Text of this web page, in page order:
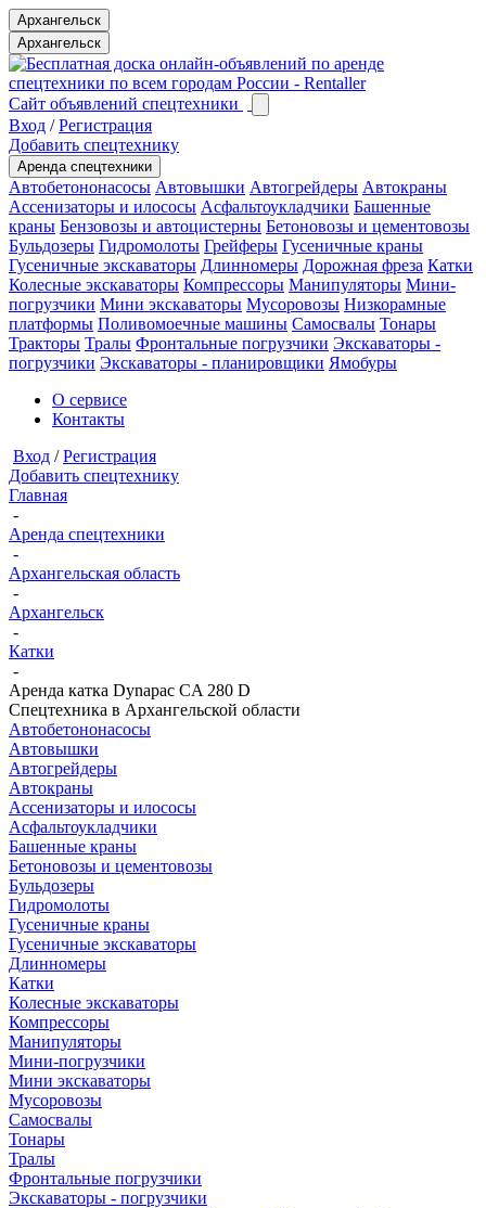
Архангельск
Архангельск
Сайт объявлений спецтехники
Вход /Регистрация
Добавить спецтехнику
Аренда спецтехники
Автобетононасосы Автовышки Автогрейдеры Автокраны
Ассенизаторы и илососы Асфальтоукладчики Башенные
краны Бензовозы и автоцистерны Бетоновозы и цементовозы
Бульдозеры Гидромолоты Грейферы Гусеничные краны
Гусеничные экскаваторы Длинномеры Дорожная фреза Катки
Колесные экскаваторы Компрессоры Манипуляторы Мини-
погрузчики Мини экскаваторы Мусоровозы Низкорамные
платформы Поливомоечные машины Самосвалы Тонары
Тракторы Тралы Фронтальные погрузчики Экскаваторы -
погрузчики Экскаваторы - планировщики Ямобуры
О сервисе
Контакты
Вход /Регистрация
Добавить спецтехнику
Главная
-
Аренда спецтехники
-
Архангельская область
-
Архангельск
-
Катки
-
Аренда катка Dynapac CA 280 D
Спецтехника в Архангельской области
Автобетононасосы
Автовышки
Автогрейдеры
Автокраны
Ассенизаторы и илососы
Асфальтоукладчики
Башенные краны
Бетоновозы и цементовозы
Бульдозеры
Гидромолоты
Гусеничные краны
Гусеничные экскаваторы
Длинномеры
Катки
Колесные экскаваторы
Компрессоры
Манипуляторы
Мини-погрузчики
Мини экскаваторы
Мусоровозы
Самосвалы
Тонары
Тралы
Фронтальные погрузчики
Экскаваторы - погрузчики